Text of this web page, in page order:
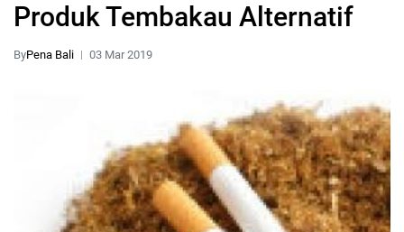
Produk Tembakau Alternatif
ByPena Bali 03 Mar 2019